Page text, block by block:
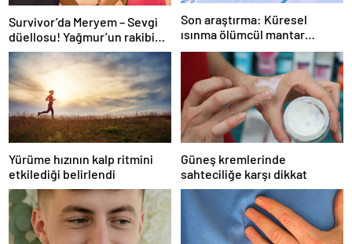
Survivor’da Meryem – Sevgi
düellosu! Yağmur’un rakibi
belli oldu
Son araştırma: Küresel
ısınma ölümcül mantar
hastalığını yayabilir
Yürüme hızının kalp ritmini
etkilediği belirlendi
Güneş kremlerinde
sahteciliğe karşı dikkat